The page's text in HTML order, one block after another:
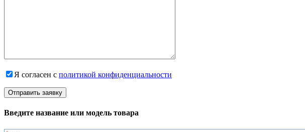
Я согласен с политикой конфиденциальности
Введите название или модель товара